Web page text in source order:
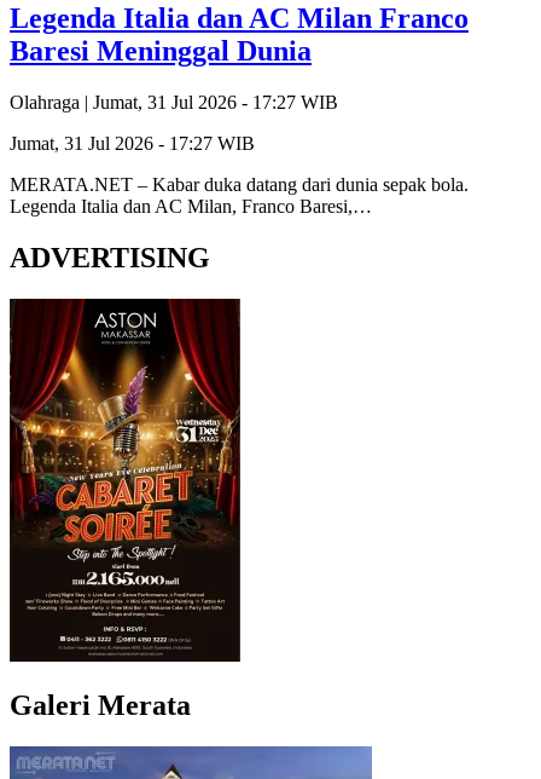
Legenda Italia dan AC Milan Franco
Baresi Meninggal Dunia
Olahraga | Jumat, 31 Jul 2026 - 17:27 WIB
Jumat, 31 Jul 2026 - 17:27 WIB
MERATA.NET – Kabar duka datang dari dunia sepak bola.
Legenda Italia dan AC Milan, Franco Baresi,…
ADVERTISING
Galeri Merata